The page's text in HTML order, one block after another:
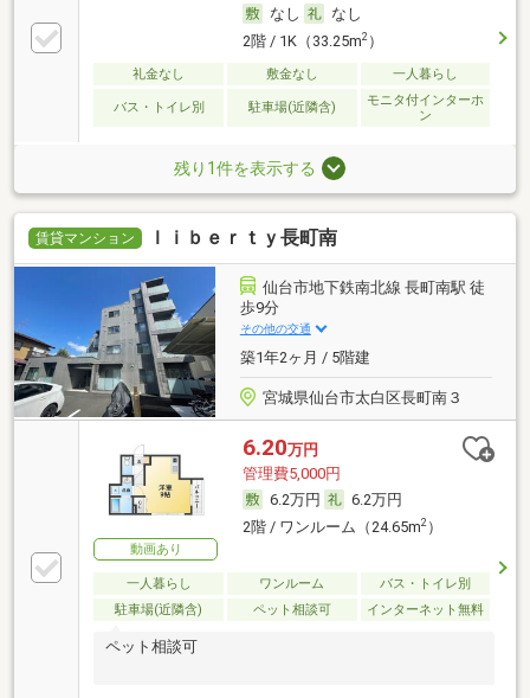
なし
なし
2階 / 1K（33.25m2）
礼金なし 敷金なし 一人暮らし
バス・トイレ別 駐車場(近隣含)
モニタ付インターホ
ン
残り1件を表示する
賃貸マンション ｌｉｂｅｒｔｙ長町南
仙台市地下鉄南北線 長町南駅 徒
歩9分
その他の交通
築1年2ヶ月 / 5階建
宮城県仙台市太白区長町南３
動画あり
6.20万円
管理費5,000円
6.2万円
6.2万円
2階 / ワンルーム（24.65m2）
一人暮らし ワンルーム
バス・トイレ別
駐車場(近隣含)
ペット相談可 インターネット無料
ペット相談可